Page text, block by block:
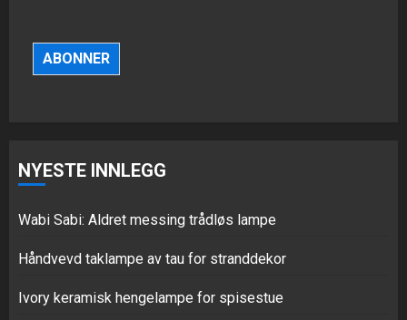
ABONNER
NYESTE INNLEGG
Wabi Sabi: Aldret messing trådløs lampe
Håndvevd taklampe av tau for stranddekor
Ivory keramisk hengelampe for spisestue
4
Tropisk bambusbordlampe for
JULI 1, 2026 0
Bedside nattbord wabi-sabi